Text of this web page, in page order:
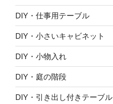
DIY・仕事用テーブル
DIY・小さいキャビネット
DIY・小物入れ
DIY・庭の階段
DIY・引き出し付きテーブル